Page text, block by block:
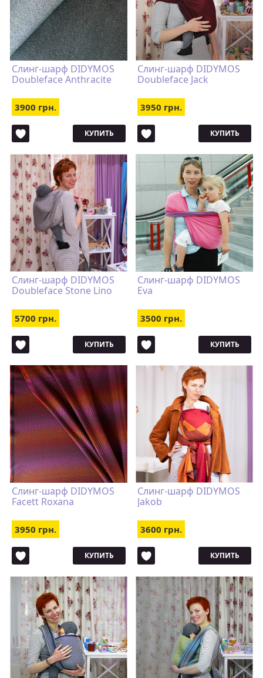
Слинг-шарф DIDYMOS
Doubleface Anthracite
3900 грн.
КУПИТЬ
Слинг-шарф DIDYMOS
Doubleface Jack
3950 грн.
КУПИТЬ
Слинг-шарф DIDYMOS
Doubleface Stone Lino
5700 грн.
КУПИТЬ
Слинг-шарф DIDYMOS
Eva
3500 грн.
КУПИТЬ
Слинг-шарф DIDYMOS
Facett Roxana
3950 грн.
КУПИТЬ
Слинг-шарф DIDYMOS
Jakob
3600 грн.
КУПИТЬ